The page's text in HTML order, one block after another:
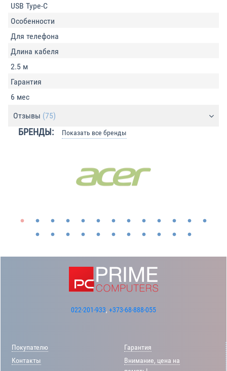
USB Type-C
Особенности
Для телефона
Длина кабеля
2.5 м
Гарантия
6 мес
Отзывы (75)
БРЕНДЫ: Показать все бренды
022-201-933, +373-68-888-055
Покупателю
Контакты
Гарантия
Внимание, цена на